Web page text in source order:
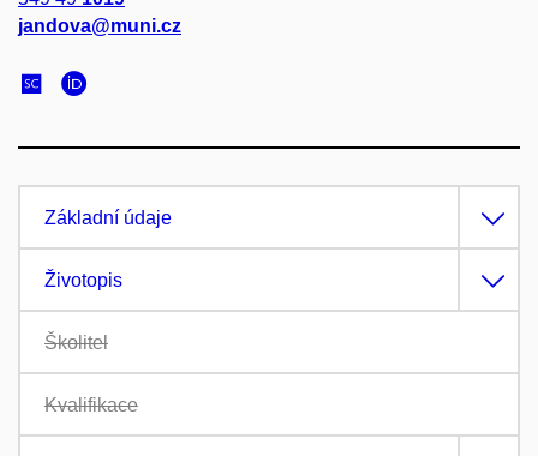
jandova@muni.cz
Základní údaje
Životopis
Školitel
Kvalifikace